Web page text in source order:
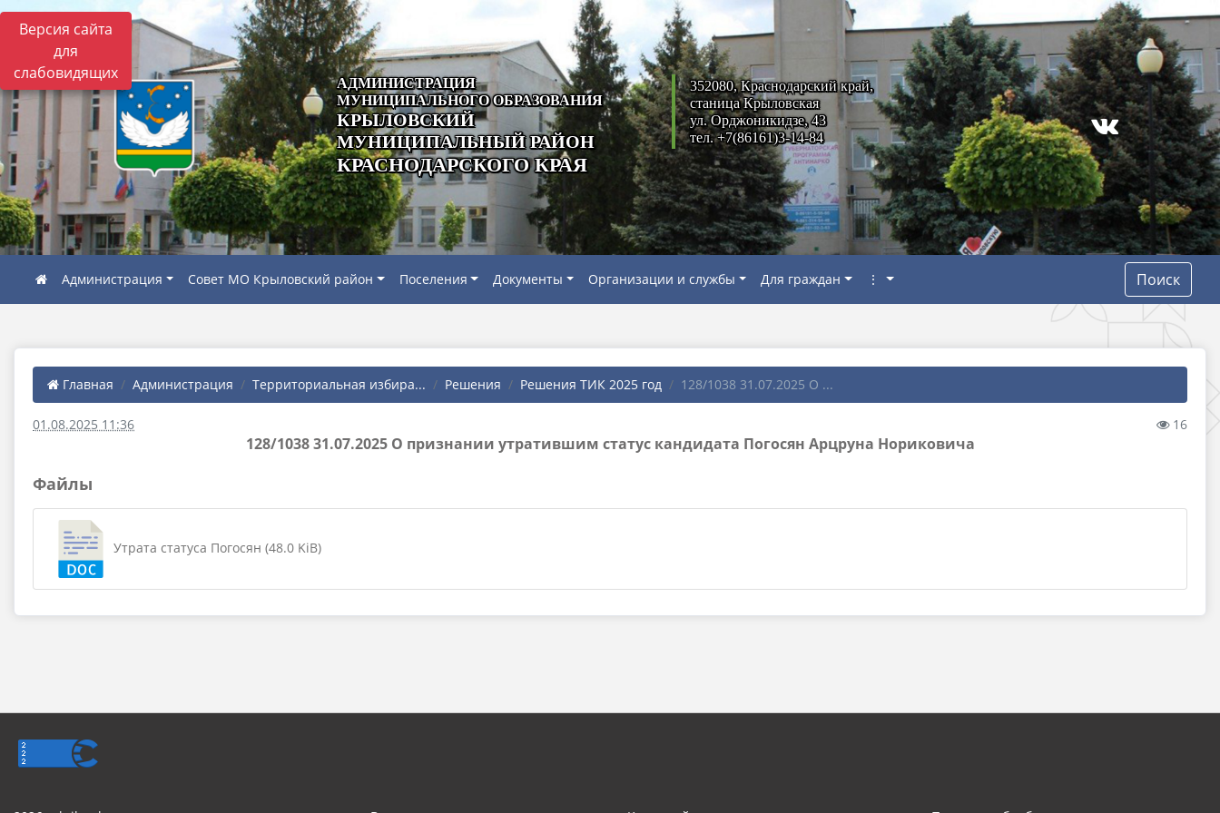
Версия сайта
для
слабовидящих
АДМИНИСТРАЦИЯ
МУНИЦИПАЛЬНОГО ОБРАЗОВАНИЯ
КРЫЛОВСКИЙ
МУНИЦИПАЛЬНЫЙ РАЙОН
КРАСНОДАРСКОГО КРАЯ
352080, Краснодарский край,
станица Крыловская
ул. Орджоникидзе, 43
тел. +7(86161)3-14-84
Администрация Совет МО Крыловский район Поселения Документы Организации и службы Для граждан ⋮ Поиск
Главная Администрация Территориальная избира... Решения Решения ТИК 2025 год 128/1038 31.07.2025 О ...
01.08.2025 11:36 16
128/1038 31.07.2025 О признании утратившим статус кандидата Погосян Арцруна Нориковича
Файлы
Утрата статуса Погосян (48.0 KiB)